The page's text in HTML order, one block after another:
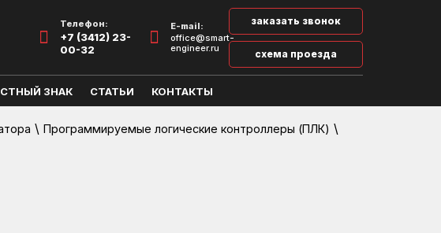
Телефон:
+7 (3412) 23-
00-32
E-mail:
office@smart-
engineer.ru
заказать звонок
схема проезда
ЗНАК СТАТЬИ КОНТАКТЫ
\ Программируемые логические контроллеры (ПЛК) \